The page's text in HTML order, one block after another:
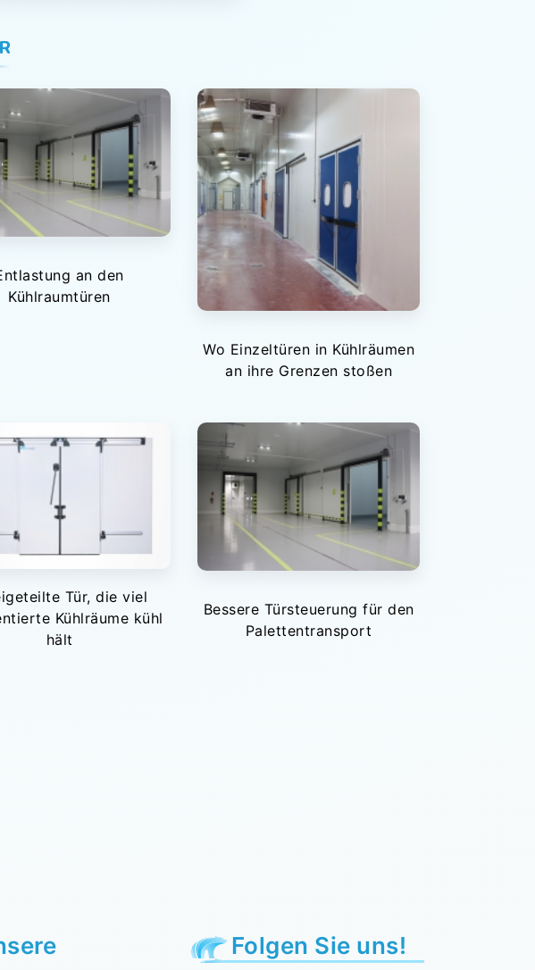
an den
Kühlraumtüren
Wo Einzeltüren in Kühlräumen
an ihre Grenzen stoßen
Tür, die viel
Kühlräume kühl
hält
Bessere Türsteuerung für den
Palettentransport
Folgen Sie uns!